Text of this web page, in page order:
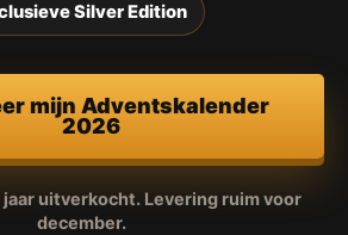
Silver Edition
mijn Adventskalender
2026
jaar uitverkocht. Levering ruim voor
december.